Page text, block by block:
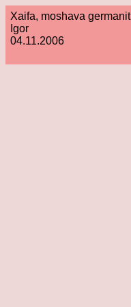
Xaifa, moshava germanit
Igor
04.11.2006